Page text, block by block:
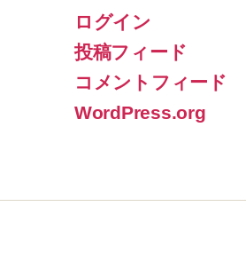
ログイン
投稿フィード
コメントフィード
WordPress.org